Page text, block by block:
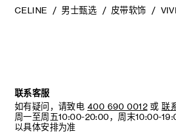
CELINE 男士甄选 皮带软饰
联系客服
如有疑问，请致电 400 690 0012 或 联
周一至周五10:00-20:00，周末10:00-
以具体安排为准